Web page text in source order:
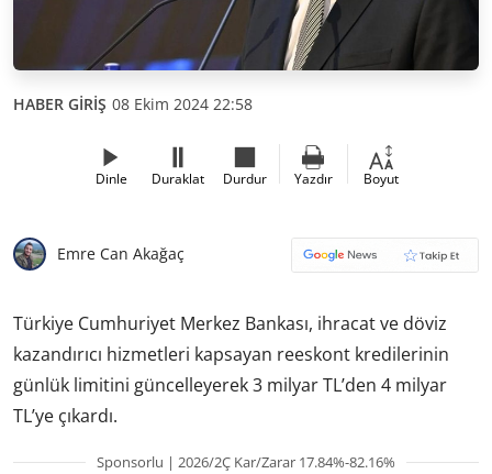
HABER GİRİŞ 08 Ekim 2024 22:58
Dinle Duraklat Durdur Yazdır Boyut
Emre Can Akağaç
Türkiye Cumhuriyet Merkez Bankası, ihracat ve döviz
kazandırıcı hizmetleri kapsayan reeskont kredilerinin
günlük limitini güncelleyerek 3 milyar TL’den 4 milyar
TL’ye çıkardı.
Sponsorlu | 2026/2Ç Kar/Zarar 17.84%-82.16%